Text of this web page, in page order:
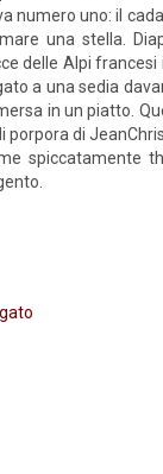
numero uno: il
una stella.
delle Alpi
a una sedia
in un piatto.
porpora di
spiccatamente